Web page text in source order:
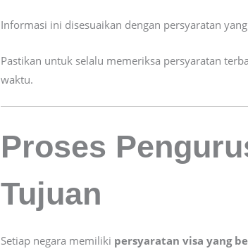
Informasi ini disesuaikan dengan persyaratan
Pastikan untuk selalu memeriksa persyaratan
waktu.
Proses
Tujuan
Setiap negara memiliki persyaratan visa yang